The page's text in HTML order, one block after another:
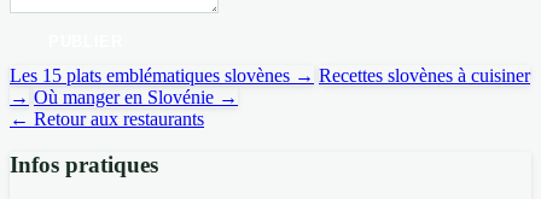
Les 15 plats emblématiques slovènes → Recettes slovènes à cuisiner
→ Où manger en Slovénie →
← Retour aux restaurants
Infos pratiques